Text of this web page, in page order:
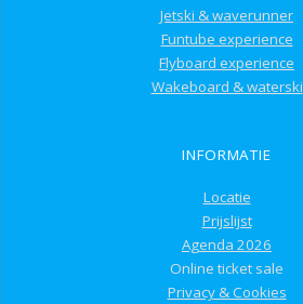
Jetski & waverunner
Funtube experience
Flyboard experience
Wakeboard & waterski
INFORMATIE
Locatie
Prijslijst
Agenda 2026
Online ticket sale
Privacy & Cookies